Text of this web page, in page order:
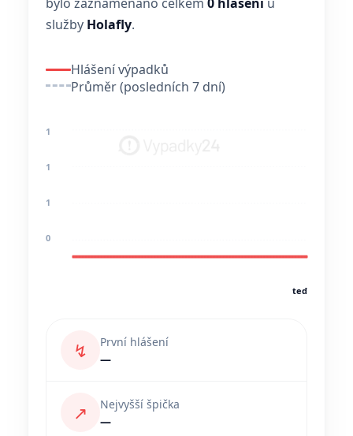
služby Holafly.
Hlášení výpadků
Průměr (posledních 7 dní)
1
1
1
0
teď
↯
První hlášení
—
↗
Nejvyšší špička
—